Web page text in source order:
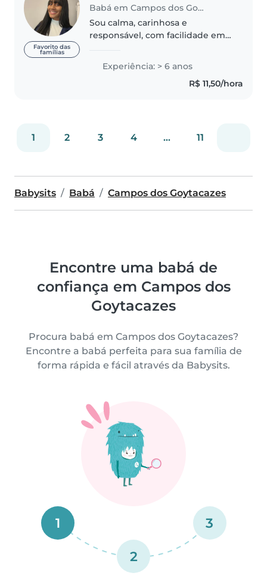
Favorito das
famílias
Babá em Campos dos Goytacazes
Sou calma, carinhosa e
responsável, com facilidade em
idades. Possuo curso de
primeiros socorros, oferecendo
mais segurança e tranquilidade
Experiência: > 6 anos
R$ 11,50/hora
1 2 3 4 ... 11
Babysits Babá Campos dos Goytacazes
Encontre uma babá de
confiança em Campos dos
Goytacazes
Procura babá em Campos dos Goytacazes?
Encontre a babá perfeita para sua família de
forma rápida e fácil através da Babysits.
1
2
3